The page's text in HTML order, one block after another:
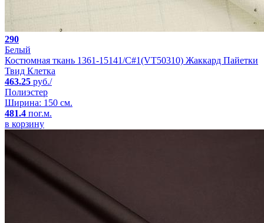
290
Белый
Костюмная ткань 1361-15141/C#1(VT50310) Жаккард Пайетки
Твид Клетка
463.25 руб./
Полиэстер
Ширина: 150 см.
481.4 пог.м.
в корзину